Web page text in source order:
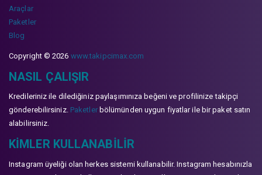
Araçlar
Paketler
Blog
Copyright © 2026 www.takipcimax.com
NASIL ÇALIŞIR
Kredileriniz ile dilediğiniz paylaşımınıza beğeni ve profilinize takipçi
gönderebilirsiniz. Paketlerbölümünden uygun fiyatlar ile bir paket satın
alabilirsiniz.
KIMLER KULLANABILIR
Instagram üyeliği olan herkes sistemi kullanabilir. Instagram hesabınızla